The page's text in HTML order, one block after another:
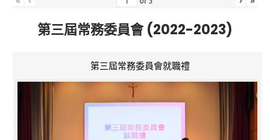
第三屆常務委員會 (2022-2023)
第三屆常務委員會就職禮